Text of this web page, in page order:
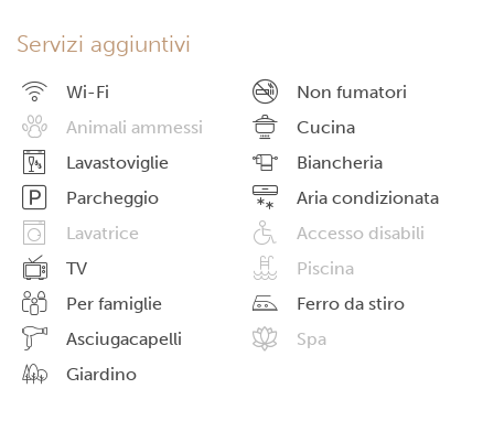
Servizi aggiuntivi
Wi-Fi
Non fumatori
Animali ammessi
Cucina
Lavastoviglie
Biancheria
Parcheggio
Aria condizionata
Lavatrice
Accesso disabili
TV
Piscina
Per famiglie
Ferro da stiro
Asciugacapelli
Spa
Giardino